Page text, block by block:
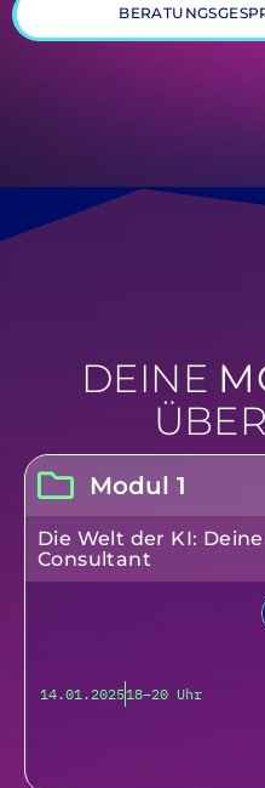
DEINE
Modul 1
Die Welt der KI:
Consultant
14.01.202518–20 Uhr